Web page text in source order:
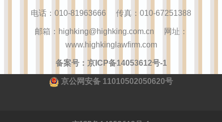
电话：010-81963666 传真：010-67251388
邮箱：highking@highking.com.cn 网址：
www.highkinglawfirm.com
备案号：京ICP备14053612号-1
京公网安备 11010502050620号